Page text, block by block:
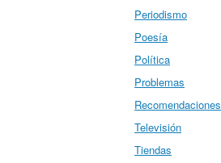
Periodismo
Poesía
Política
Problemas
Recomendaciones
Televisión
Tiendas